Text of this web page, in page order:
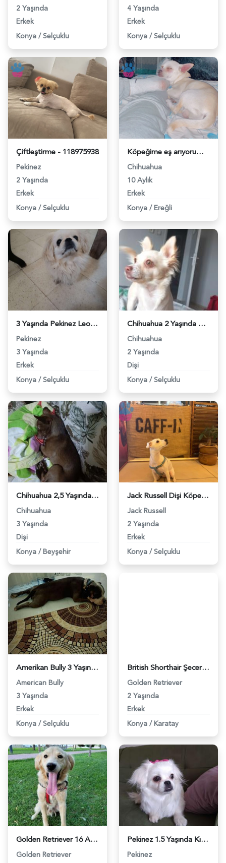
2 Yaşında
Erkek
Konya / Selçuklu
4 Yaşında
Erkek
Konya / Selçuklu
Çiftleştirme - 118975938
Pekinez
2 Yaşında
Erkek
Konya / Selçuklu
Köpeğime eş arıyorum - 118971865
Chihuahua
10 Aylık
Erkek
Konya / Ereğli
3 Yaşında Pekinez Leo Eş Arıyor - 118961577
Pekinez
3 Yaşında
Erkek
Konya / Selçuklu
Chihuahua 2 Yaşında Kızıma Eş Arıyorum - 397
Chihuahua
2 Yaşında
Dişi
Konya / Selçuklu
Chihuahua 2,5 Yaşında Kızıma Eş Arıyorum - 819
Chihuahua
3 Yaşında
Dişi
Konya / Beyşehir
Jack Russell Dişi Köpeğimize Eş Arıyoruz - 2091
Jack Russell
2 Yaşında
Erkek
Konya / Selçuklu
Amerikan Bully 3 Yaşında Leo Eş Arıyor - 2423
American Bully
3 Yaşında
Erkek
Konya / Selçuklu
British Shorthair Şecereli Golden Oğluma Eş Arıyorum - 3821
Golden Retriever
2 Yaşında
Erkek
Konya / Karatay
Golden Retriever 16 Aylık Köpeğime Eş Arıyorum - 4012
Golden Retriever
Pekinez 1.5 Yaşında Kızıma Eş Arıyorum - 4245
Pekinez